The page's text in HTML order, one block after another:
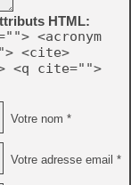
HTML:
<acronym
<cite>
<q cite="">
Votre nom *
Votre adresse email *